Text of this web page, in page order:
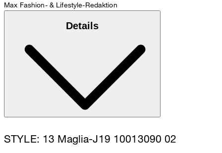
Max Fashion- & Lifestyle-Redaktion
Details
STYLE: 13 Maglia-J19 10013090 02